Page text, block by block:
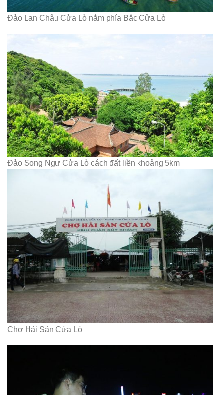
Đảo Lan Châu Cửa Lò nằm phía Bắc Cửa Lò
Đảo Song Ngư Cửa Lò cách đất liền khoảng 5km
Chợ Hải Sản Cửa Lò